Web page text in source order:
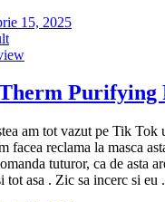
15, 2025
Purifying
am tot vazut pe Tik Tok
facea reclama la masca
tuturor, ca de asta
tot asa . Zic sa incerc si eu .